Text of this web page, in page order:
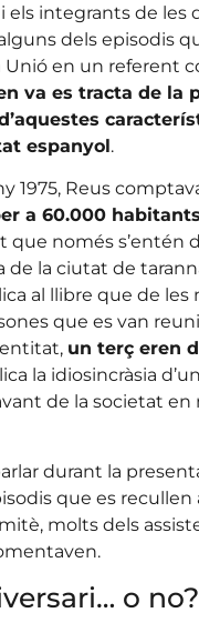
els integrants de les
dels episodis
en un referent
va es tracta de la
espanyol.
1975, Reus
a 60.000 habitants
que només s’entén
de la ciutat de
al llibre que de les
que es van
un terç eren
la idiosincràsia
de la societat
durant la
que es recullen
molts dels
o no?